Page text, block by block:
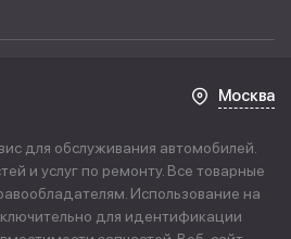
Москва
для обслуживания автомобилей.
и услуг по ремонту. Все товарные
Использование на
для идентификации